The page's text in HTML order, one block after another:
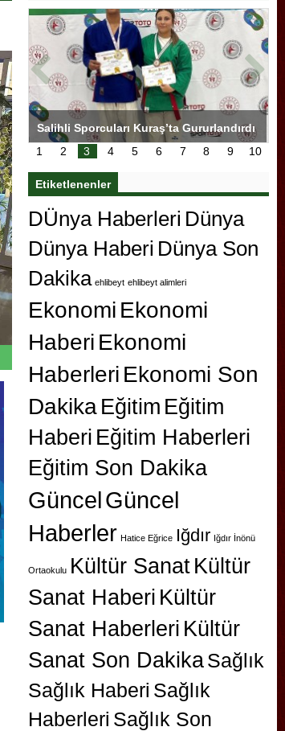
Salihli Sporcuları Kuraş’ta Gururlandırdı
1 2 3 4 5 6 7 8 9 10
Etiketlenenler
DÜnya Haberleri Dünya
Dünya Haberi Dünya Son
Dakika ehlibeyt ehlibeyt alimleri
Ekonomi Ekonomi
Haberi Ekonomi
Haberleri Ekonomi Son
Dakika Eğitim Eğitim
Haberi Eğitim Haberleri
Eğitim Son Dakika
GüncelGüncel
Haberler Hatice Eğrice Iğdır Iğdır İnönü
Ortaokulu Kültür SanatKültür
Sanat Haberi Kültür
Sanat Haberleri Kültür
Sanat Son DakikaSağlık
Sağlık Haberi Sağlık
Haberleri Sağlık Son